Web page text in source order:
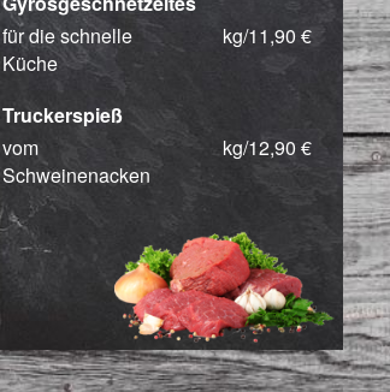
für die schnelle
Küche
kg/11,90 €
Truckerspieß
vom
Schweinenacken
kg/12,90 €